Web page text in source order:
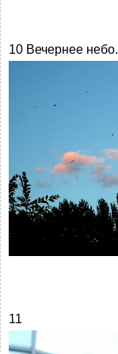
10 Вечернее небо.
11